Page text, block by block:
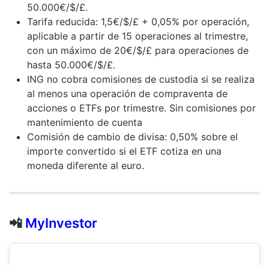
50.000€/$/£.
Tarifa reducida: 1,5€/$/£ + 0,05% por operación,
aplicable a partir de 15 operaciones al trimestre,
con un máximo de 20€/$/£ para operaciones de
hasta 50.000€/$/£.
ING no cobra comisiones de custodia si se realiza
al menos una operación de compraventa de
acciones o ETFs por trimestre. Sin comisiones por
mantenimiento de cuenta
Comisión de cambio de divisa: 0,50% sobre el
importe convertido si el ETF cotiza en una
moneda diferente al euro.
📲 MyInvestor